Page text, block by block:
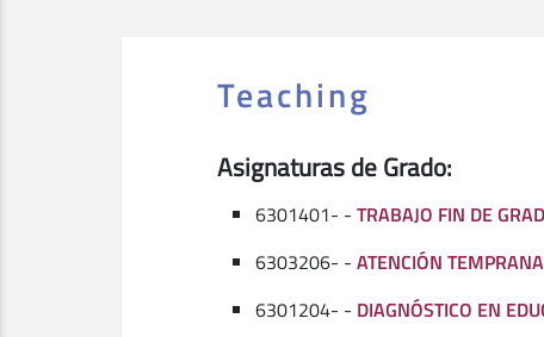
Teaching
Asignaturas de Grado:
6301401- - TRABAJO FIN DE
6303206- - ATENCIÓN TEMPRANA
6301204- - DIAGNÓSTICO EN